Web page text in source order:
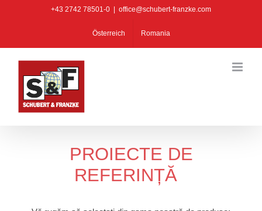
+43 2742 78501-0 office@schubert-franzke.com
Österreich Romania
PROIECTE DE
REFERINȚĂ